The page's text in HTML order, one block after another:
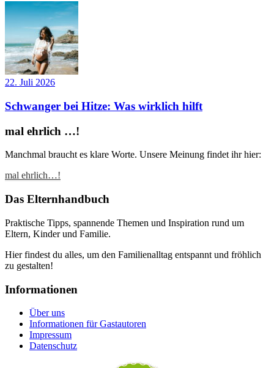
22. Juli 2026
Schwanger bei Hitze: Was wirklich hilft
mal ehrlich …!
Manchmal braucht es klare Worte. Unsere Meinung findet ihr hier:
mal ehrlich…!
Das Elternhandbuch
Praktische Tipps, spannende Themen und Inspiration rund um
Eltern, Kinder und Familie.
Hier findest du alles, um den Familienalltag entspannt und fröhlich
zu gestalten!
Informationen
Über uns
Informationen für Gastautoren
Impressum
Datenschutz